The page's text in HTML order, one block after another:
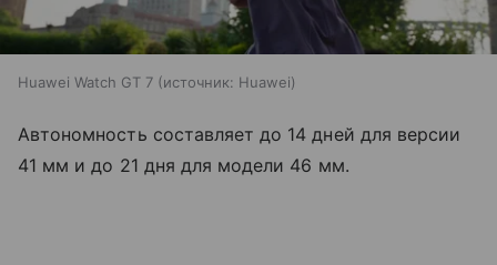
Huawei Watch GT 7 источник: Huawei
Автономность составляет до 14 дней для версии
41 мм и до 21 дня для модели 46 мм.